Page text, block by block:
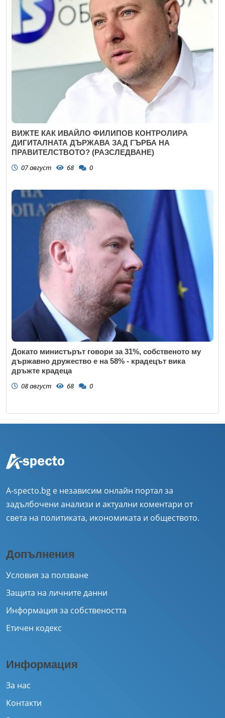
ВИЖТЕ КАК ИВАЙЛО ФИЛИПОВ КОНТРОЛИРА
ДИГИТАЛНАТА ДЪРЖАВА ЗАД ГЪРБА НА
ПРАВИТЕЛСТВОТО? (РАЗСЛЕДВАНЕ)
07 август 68 0
Докато министърът говори за 31%, собственото му
държавно дружество е на 58% - крадецът вика
дръжте крадеца
08 август 68 0
A-specto.bg е независим онлайн портал за
задълбочени анализи и актуални коментари от
света на политиката, икономиката и обществото.
Допълнения
Условия за ползване
Защита на личните данни
Информация за собствеността
Етичен кодекс
Информация
За нас
Контакти